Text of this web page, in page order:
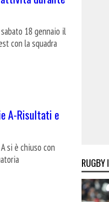
18 gennaio il
con la squadra
A-Risultati e
si è chiuso con
RUGBY